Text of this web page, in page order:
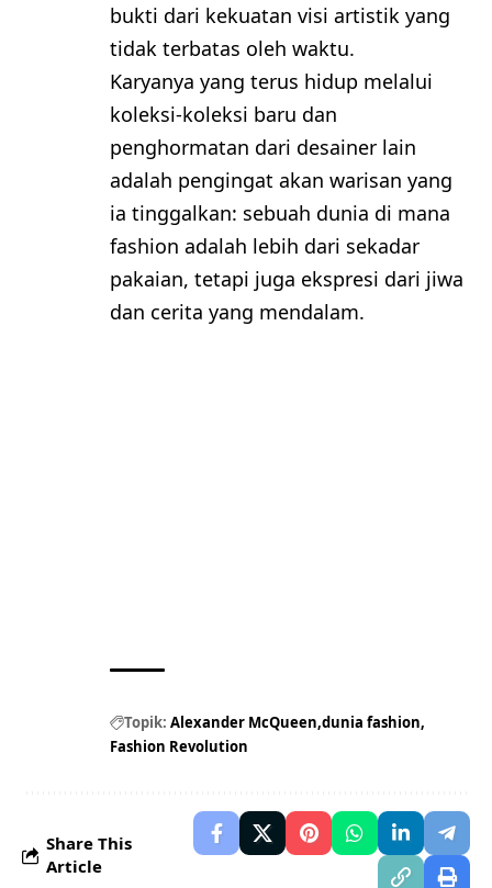
bukti dari kekuatan visi artistik yang
tidak terbatas oleh waktu.
Karyanya yang terus hidup melalui
koleksi-koleksi baru dan
penghormatan dari desainer lain
adalah pengingat akan warisan yang
ia tinggalkan: sebuah dunia di mana
fashion adalah lebih dari sekadar
pakaian, tetapi juga ekspresi dari jiwa
dan cerita yang mendalam.
Topik: Alexander McQueen dunia fashion
Fashion Revolution
Share This
Article